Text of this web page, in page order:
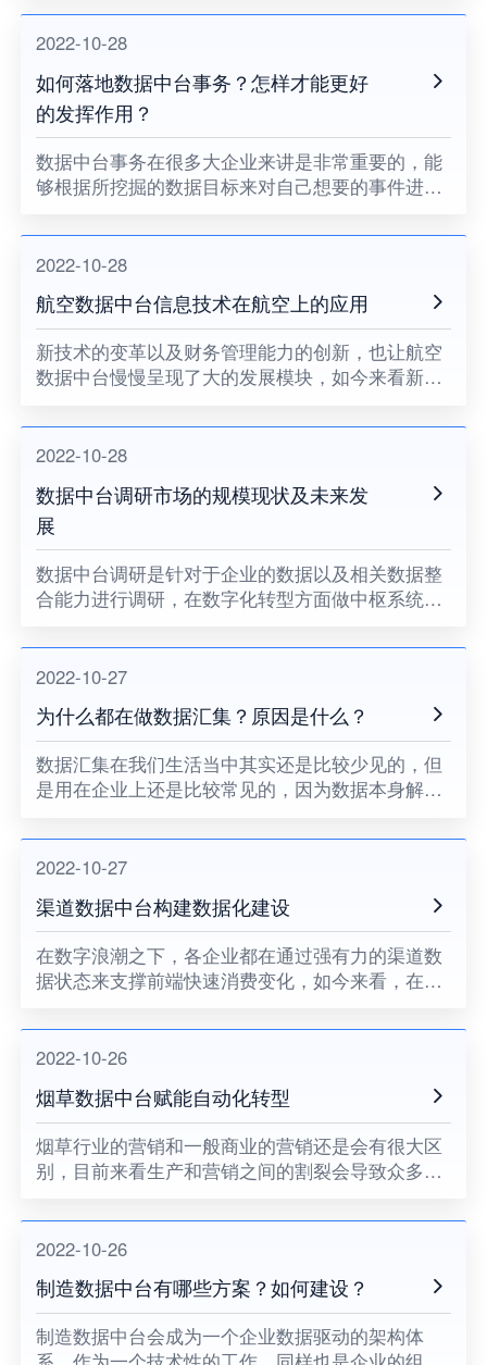
理，从而形成内容广泛以及全面的数据资源体系建
设，在环保数据中台进行实
2022-10-28
如何落地数据中台事务？怎样才能更好
的发挥作用？
数据中台事务在很多大企业来讲是非常重要的，能
够根据所挖掘的数据目标来对自己想要的事件进行
来进行落地的，怎样做好有效落地？
2022-10-28
航空数据中台信息技术在航空上的应用
新技术的变革以及财务管理能力的创新，也让航空
数据中台慢慢呈现了大的发展模块，如今来看新一
有创新的大数据基础之上，能够在这方面做区划链
条的发展模块，在这里会拥
2022-10-28
数据中台调研市场的规模现状及未来发
展
数据中台调研是针对于企业的数据以及相关数据整
合能力进行调研，在数字化转型方面做中枢系统建
中台其实并不是简单的软件系统，而是一个资源化
的整合，能够做好集中配置
2022-10-27
为什么都在做数据汇集？原因是什么？
数据汇集在我们生活当中其实还是比较少见的，但
是用在企业上还是比较常见的，因为数据本身解决
一方面，要让所有企业的数据全部都是业务化，总
结起来来看，在做数据汇集
2022-10-27
渠道数据中台构建数据化建设
在数字浪潮之下，各企业都在通过强有力的渠道数
据状态来支撑前端快速消费变化，如今来看，在阿
确实也开始慢慢成为潮流，一时之间各大企业的数
字化建设会成为必需品，除
2022-10-26
烟草数据中台赋能自动化转型
烟草行业的营销和一般商业的营销还是会有很大区
别，目前来看生产和营销之间的割裂会导致众多数
中面对重重阻碍，随着互联网的逐渐发展，依靠互
联网来做营销的初步探索，
2022-10-26
制造数据中台有哪些方案？如何建设？
制造数据中台会成为一个企业数据驱动的架构体